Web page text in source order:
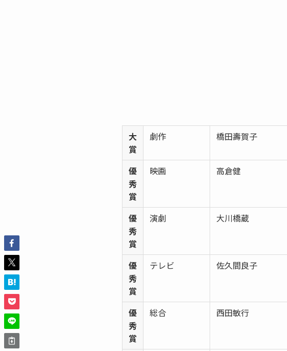
大
賞
劇作 橋田壽賀子
優
秀
賞
映画 高倉健
優
秀
賞
演劇 大川橋蔵
優
秀
賞
テレビ 佐久間良子
優
秀
賞
総合 西田敏行